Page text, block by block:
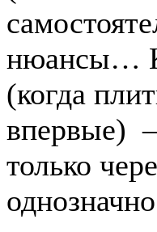
нюансы… К
(когда
впервые)
только